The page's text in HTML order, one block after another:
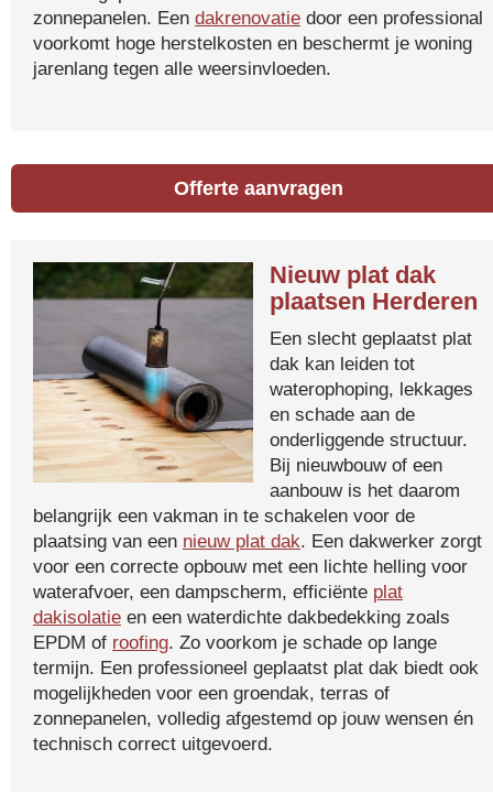
zonnepanelen. Een dakrenovatie door een professional
voorkomt hoge herstelkosten en beschermt je woning
jarenlang tegen alle weersinvloeden.
Offerte aanvragen
Nieuw plat dak
plaatsen Herderen
Een slecht geplaatst plat
dak kan leiden tot
waterophoping, lekkages
en schade aan de
onderliggende structuur.
Bij nieuwbouw of een
aanbouw is het daarom
belangrijk een vakman in te schakelen voor de
plaatsing van een nieuw plat dak. Een dakwerker zorgt
voor een correcte opbouw met een lichte helling voor
waterafvoer, een dampscherm, efficiënte plat
dakisolatie en een waterdichte dakbedekking zoals
EPDM of roofing. Zo voorkom je schade op lange
termijn. Een professioneel geplaatst plat dak biedt ook
mogelijkheden voor een groendak, terras of
zonnepanelen, volledig afgestemd op jouw wensen én
technisch correct uitgevoerd.